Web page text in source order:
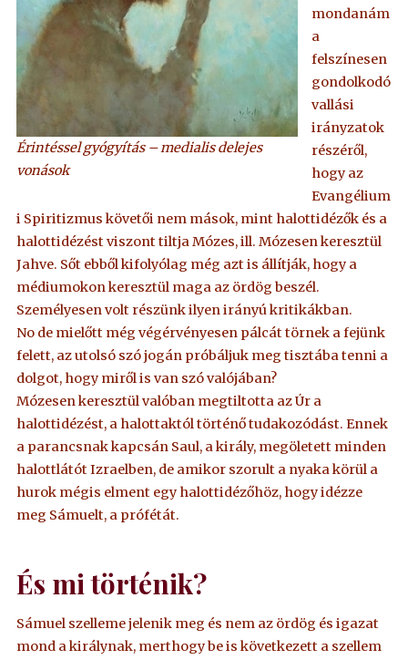
Érintéssel gyógyítás – medialis delejes
vonások
mondanám
a
felszínesen
gondolkodó
vallási
irányzatok
részéről,
hogy az
Evangélium
i Spiritizmus követői nem mások, mint halottidézők és a
halottidézést viszont tiltja Mózes, ill. Mózesen keresztül
Jahve. Sőt ebből kifolyólag még azt is állítják, hogy a
médiumokon keresztül maga az ördög beszél.
Személyesen volt részünk ilyen irányú kritikákban.
No de mielőtt még végérvényesen pálcát törnek a fejünk
felett, az utolsó szó jogán próbáljuk meg tisztába tenni a
dolgot, hogy miről is van szó valójában?
Mózesen keresztül valóban megtiltotta az Úr a
halottidézést, a halottaktól történő tudakozódást. Ennek
a parancsnak kapcsán Saul, a király, megöletett minden
halottlátót Izraelben, de amikor szorult a nyaka körül a
hurok mégis elment egy halottidézőhöz, hogy idézze
meg Sámuelt, a prófétát.
És mi történik?
Sámuel szelleme jelenik meg és nem az ördög és igazat
mond a királynak, merthogy be is következett a szellem